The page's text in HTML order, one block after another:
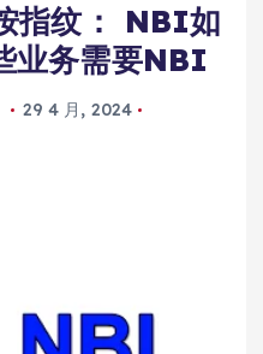
指纹： NBI如
业务需要NBI
29 4 月, 2024